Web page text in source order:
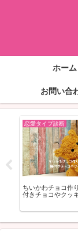
ホーム
お問い合
恋愛タイプ診断
ちいかわチョコ作
付きチョコやクッ